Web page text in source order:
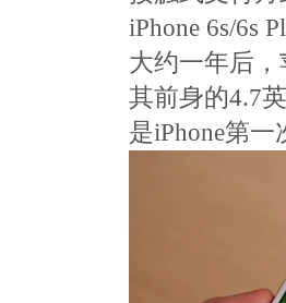
iPhone 6s/6s
大约一年后，
其前身的4.7
是iPhone第